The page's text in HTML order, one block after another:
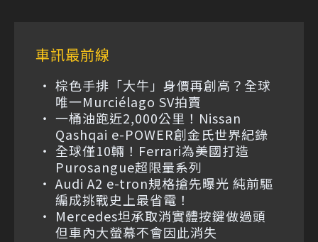
車訊最前線
棕色手排「大牛」身價再創高？全球
唯一Murciélago SV拍賣
一桶油跑近2,000公里！Nissan
Qashqai e-POWER創金氏世界紀錄
全球僅10輛！Ferrari為美國打造
Purosangue超限量系列
Audi A2 e-tron規格搶先曝光 純前驅
編成挑戰史上最省電！
Mercedes坦承取消實體按鍵做過頭
但車內大螢幕不會因此消失